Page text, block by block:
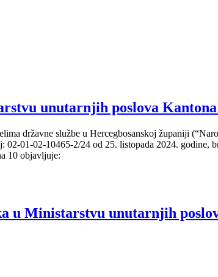
unutarnjih poslova Kantona
državne službe u Hercegbosanskoj županiji
01-02-10465-2/24 od 25. listopada 2024. godine,
10 objavljuje:
u Ministarstvu unutarnjih